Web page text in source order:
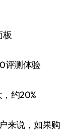
板
约20%
来说，如果购